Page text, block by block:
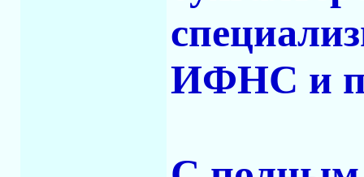
ИФНС и